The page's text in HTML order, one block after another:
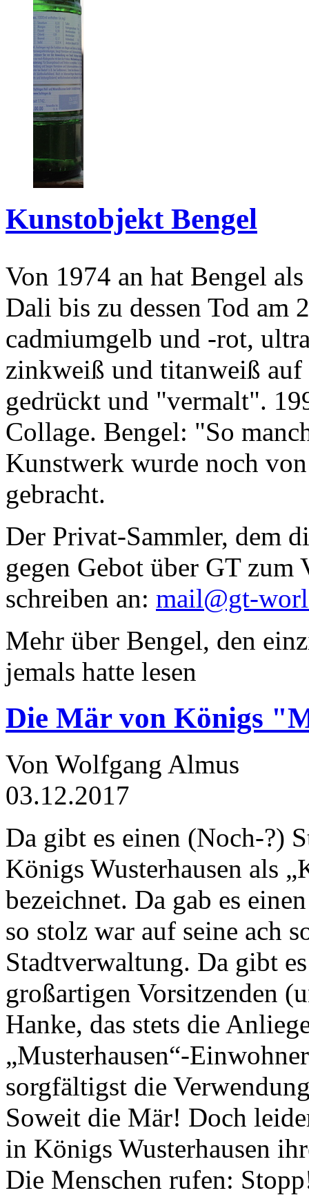
Kunstobjekt Bengel
Von 1974 an hat Bengel
Dali bis zu dessen Tod am
cadmiumgelb und -rot,
zinkweiß und titanweiß
gedrückt und "vermalt".
Collage. Bengel: "So
Kunstwerk wurde noch
gebracht.
Der Privat-Sammler, dem
gegen Gebot über GT zum
schreiben an: mail@gt-
Mehr über Bengel, den
jemals hatte lesen
Die Mär von Königs
Von Wolfgang Almus
03.12.2017
Da gibt es einen (Noch-?)
Königs Wusterhausen als
bezeichnet. Da gab es
so stolz war auf seine ach
Stadtverwaltung. Da gibt
großartigen Vorsitzenden
Hanke, das stets die
„Musterhausen“-
sorgfältigst die
Soweit die Mär! Doch
in Königs Wusterhausen
Die Menschen rufen: